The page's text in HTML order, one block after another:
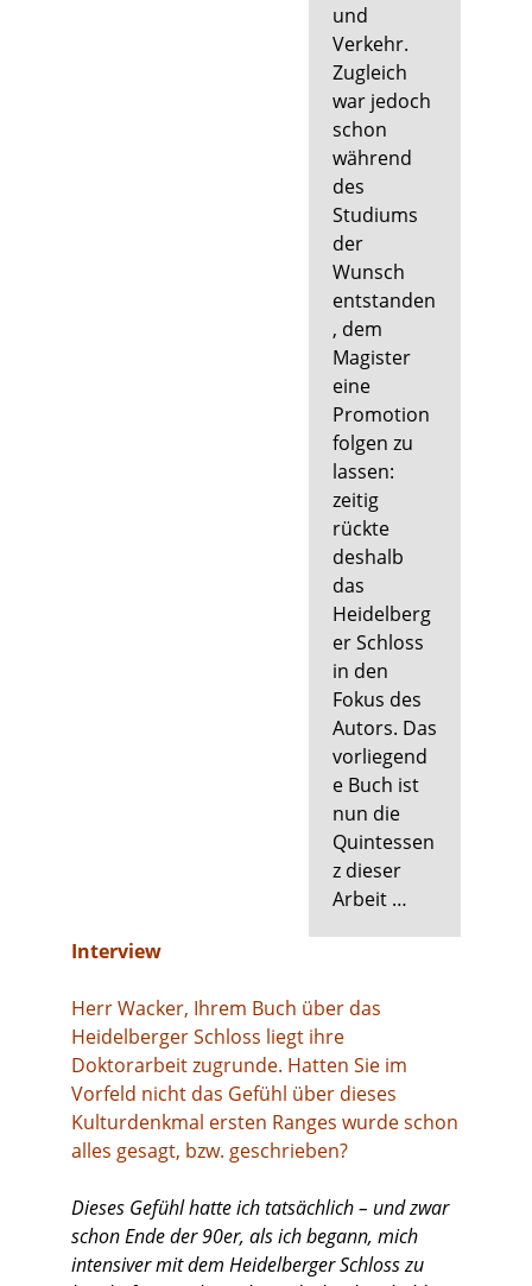
und
Verkehr.
Zugleich
war jedoch
schon
während
des
Studiums
der
Wunsch
entstanden
, dem
Magister
eine
Promotion
folgen zu
lassen:
zeitig
rückte
deshalb
das
Heidelberg
er Schloss
in den
Fokus des
Autors. Das
vorliegend
e Buch ist
nun die
Quintessen
z dieser
Arbeit …
Interview
Herr Wacker, Ihrem Buch über das
Heidelberger Schloss liegt ihre
Doktorarbeit zugrunde. Hatten Sie im
Vorfeld nicht das Gefühl über dieses
Kulturdenkmal ersten Ranges wurde schon
alles gesagt, bzw. geschrieben?
Dieses Gefühl hatte ich tatsächlich – und zwar
schon Ende der 90er, als ich begann, mich
intensiver mit dem Heidelberger Schloss zu